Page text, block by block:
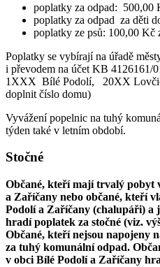
poplatky za odpad: 500,00
poplatky za odpad za děti
poplatky ze psů: 100,00 Kč
Poplatky se vybírají na úřadě
i převodem na účet KB
1XXX Bílé Podolí, 20XX
doplnit číslo domu)
Vyvážení popelnic na tuhý
týden také v letním období.
Stočné
Občané, kteří mají trvalý pobyt
a Zaříčany nebo občané, kteří
Podolí a Zaříčany (chalupáři) a
hradí poplatek za stočné (viz.
Občané, kteří nejsou napojeny
za tuhý komunální odpad.
v obci Bílé Podolí a Zaříčany